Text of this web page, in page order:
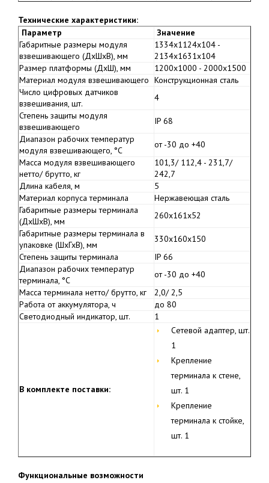
Технические характеристики:
Параметр
Значение
Габаритные размеры модуля
взвешивающего (ДхШхВ), мм
1334х1124х104 -
2134х1631х104
Размер платформы (ДхШ), мм
1200х1000 - 2000х1500
Материал модуля взвешивающего Конструкционная сталь
Число цифровых датчиков
взвешивания, шт.
4
Степень защиты модуля
взвешивающего
IP 68
Диапазон рабочих температур
модуля взвешивающего, °С
от -30 до +40
Масса модуля взвешивающего
нетто/ брутто, кг
101,3/ 112,4 - 231,7/
242,7
Длина кабеля, м
5
Материал корпуса терминала
Нержавеющая сталь
Габаритные размеры терминала
(ДхШхВ), мм
260х161х52
Габаритные размеры терминала в
упаковке (ШхГхВ), мм
330х160х150
Степень защиты терминала
IP 66
Диапазон рабочих температур
терминала, °С
от -30 до +40
Масса терминала нетто/ брутто, кг
2,0/ 2,5
Работа от аккумулятора, ч
до 80
Светодиодный индикатор, шт.
1
В комплекте поставки:
Сетевой адаптер, шт.
1
Крепление
терминала к стене,
шт. 1
Крепление
терминала к стойке,
шт. 1
Функциональные возможности